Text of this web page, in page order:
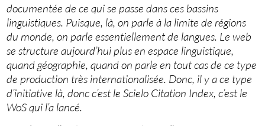
documentée de ce qui se passe dans ces bassins
linguistiques. Puisque, là, on parle à la limite de régions
du monde, on parle essentiellement de langues. Le web
se structure aujourd’hui plus en espace linguistique,
quand géographie, quand on parle en tout cas de ce type
de production très internationalisée. Donc, il y a ce type
d’initiative là, donc c’est le Scielo Citation Index, c’est le
WoS qui l’a lancé.